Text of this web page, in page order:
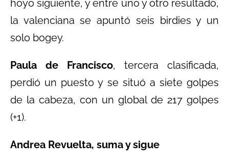
hoyo siguiente, y entre uno y otro resultado,
la valenciana se apuntó seis birdies y un
solo bogey.
Paula de Francisco, tercera clasificada,
perdió un puesto y se situó a siete golpes
de la cabeza, con un global de 217 golpes
(+1).
Andrea Revuelta, suma y sigue